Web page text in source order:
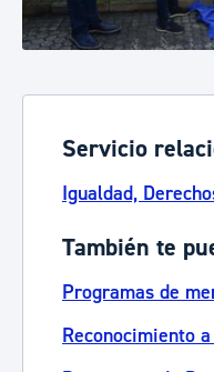
Servicio
Igualdad,
También te
Programas de
Reconocimiento